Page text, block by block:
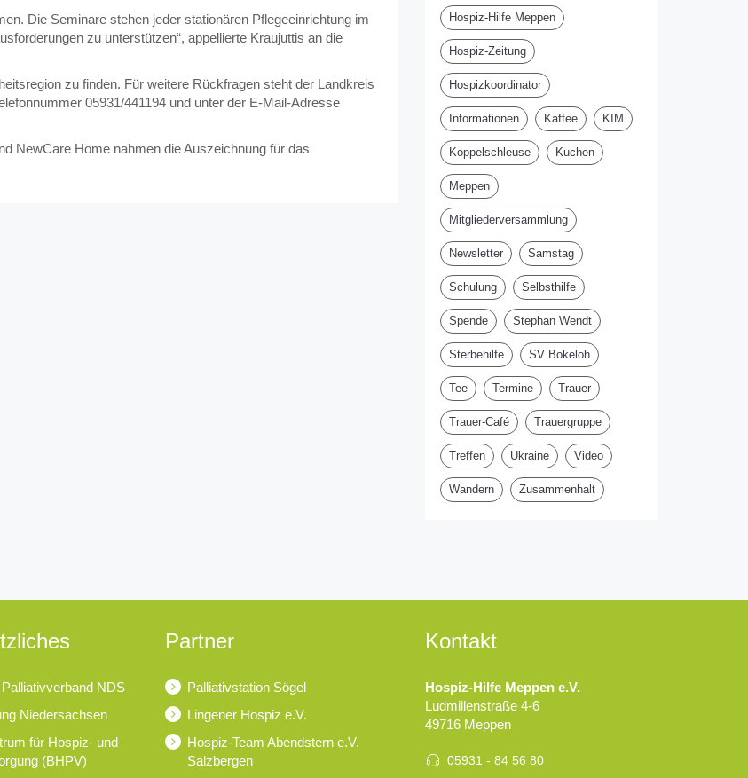
Die Seminare stehen jeder stationären Pflegeeinrichtung im
zu unterstützen“, appellierte Kraujuttis an die
zu finden. Für weitere Rückfragen steht der Landkreis
05931/441194 und unter der E-Mail-Adresse
NewCare Home nahmen die Auszeichnung für das
Hospiz-Hilfe Meppen
Hospiz-Zeitung
Hospizkoordinator
Informationen Kaffee KIM
Koppelschleuse Kuchen
Meppen
Mitgliederversammlung
Newsletter Samstag
Schulung Selbsthilfe
Spende Stephan Wendt
Sterbehilfe SV Bokeloh
Tee Termine Trauer
Trauer-Café Trauergruppe
Treffen Ukraine Video
Wandern Zusammenhalt
NDS
Niedersachsen
für Hospiz- und
(BHPV)
Partner
Palliativstation Sögel
Lingener Hospiz e.V.
Hospiz-Team Abendstern e.V.
Salzbergen
Kontakt
Hospiz-Hilfe Meppen e.V.
Ludmillenstraße 4-6
49716 Meppen
05931 - 84 56 80